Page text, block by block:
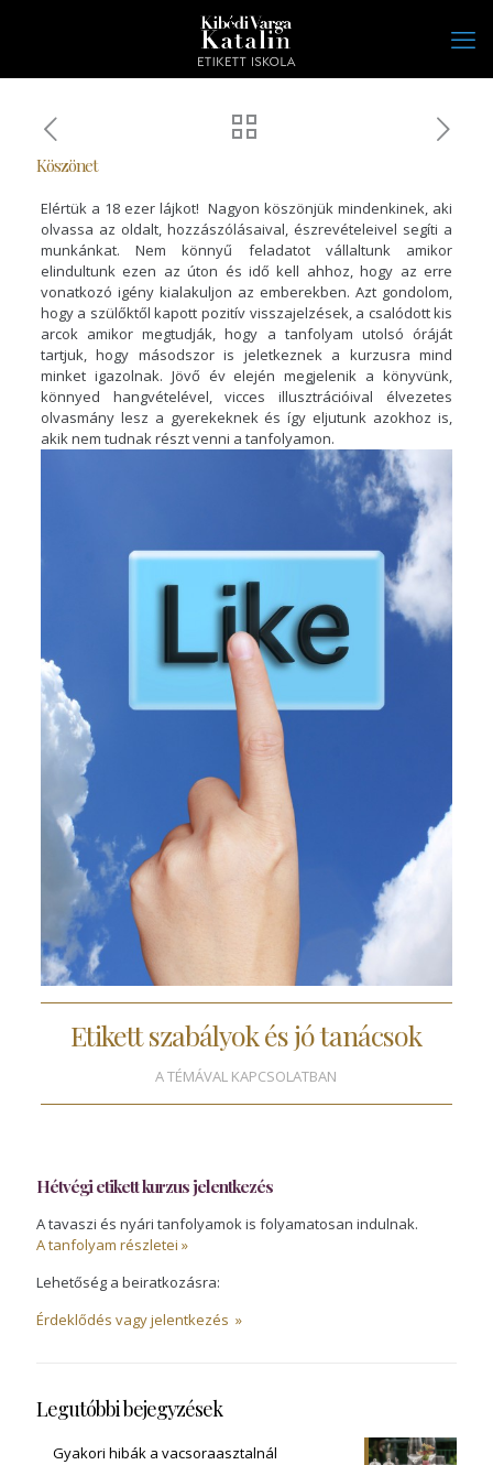
Köszönet
Elértük a 18 ezer lájkot! Nagyon köszönjük mindenkinek, aki
olvassa az oldalt, hozzászólásaival, észrevételeivel segíti a
munkánkat. Nem könnyű feladatot vállaltunk amikor
elindultunk ezen az úton és idő kell ahhoz, hogy az erre
vonatkozó igény kialakuljon az emberekben. Azt gondolom,
hogy a szülőktől kapott pozitív visszajelzések, a csalódott kis
arcok amikor megtudják, hogy a tanfolyam utolsó óráját
tartjuk, hogy másodszor is jeletkeznek a kurzusra mind
minket igazolnak. Jövő év elején megjelenik a könyvünk,
könnyed hangvételével, vicces illusztrációival élvezetes
olvasmány lesz a gyerekeknek és így eljutunk azokhoz is,
akik nem tudnak részt venni a tanfolyamon.
Etikett szabályok és jó tanácsok
A TÉMÁVAL KAPCSOLATBAN
Hétvégi etikett kurzus jelentkezés
A tavaszi és nyári tanfolyamok is folyamatosan indulnak.
A tanfolyam részletei »
Lehetőség a beiratkozásra:
Érdeklődés vagy jelentkezés »
Legutóbbi bejegyzések
Gyakori hibák a vacsoraasztalnál